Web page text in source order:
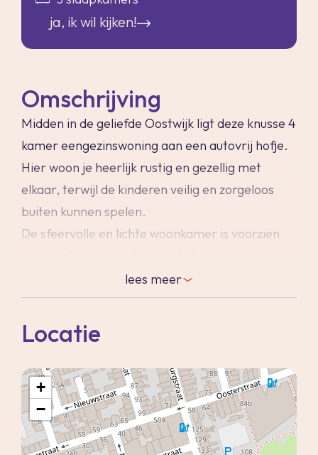
ja, ik wil kijken!
Omschrijving
Midden in de geliefde Oostwijk ligt deze knusse 4
kamer eengezinswoning aan een autovrij hofje.
Hier woon je heerlijk rustig en gezellig met
elkaar, terwijl de kinderen veilig en zorgeloos
buiten kunnen spelen.
De sfeervolle en lichte woonkamer is voorzien
(als bijverwarming), wat zorgt voor extra
comfort en een warme uitstraling. Aan de
achterzijde van de woning bevindt zich de
moderne keuken met diverse
inbouwapparatuur. Vanuit hier stap je zo de
knusse achtertuin in, waar een praktische
overkapping ruimte biedt voor het stallen van
fietsen.
lees meer
Locatie
+
−